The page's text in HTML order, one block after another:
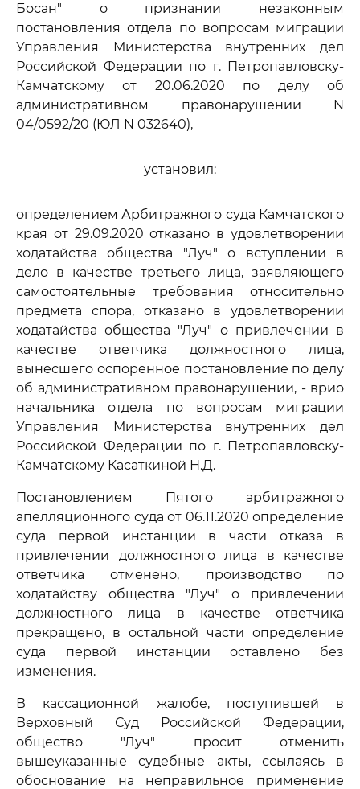
Босан" о признании незаконным
постановления отдела по вопросам миграции
Управления Министерства внутренних дел
Российской Федерации по г. Петропавловску-
Камчатскому от 20.06.2020 по делу об
административном правонарушении N
04/0592/20 (ЮЛ N 032640),
установил:
определением Арбитражного суда Камчатского
края от 29.09.2020 отказано в удовлетворении
ходатайства общества "Луч" о вступлении в
дело в качестве третьего лица, заявляющего
самостоятельные требования относительно
предмета спора, отказано в удовлетворении
ходатайства общества "Луч" о привлечении в
качестве ответчика должностного лица,
вынесшего оспоренное постановление по делу
об административном правонарушении, - врио
начальника отдела по вопросам миграции
Управления Министерства внутренних дел
Российской Федерации по г. Петропавловску-
Камчатскому Касаткиной Н.Д.
Постановлением Пятого арбитражного
апелляционного суда от 06.11.2020 определение
суда первой инстанции в части отказа в
привлечении должностного лица в качестве
ответчика отменено, производство по
ходатайству общества "Луч" о привлечении
должностного лица в качестве ответчика
прекращено, в остальной части определение
суда первой инстанции оставлено без
изменения.
В кассационной жалобе, поступившей в
Верховный Суд Российской Федерации,
общество "Луч" просит отменить
вышеуказанные судебные акты, ссылаясь в
обоснование на неправильное применение